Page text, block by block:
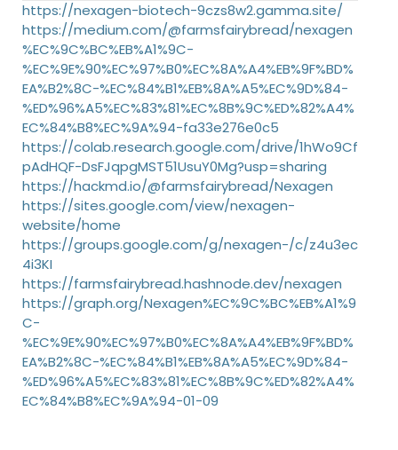
https://nexagen-biotech-9czs8w2.gamma.site/
https://medium.com/@farmsfairybread/nexagen
%EC%9C%BC%EB%A1%9C-
%EC%9E%90%EC%97%B0%EC%8A%A4%EB%9F%BD%
EA%B2%8C-%EC%84%B1%EB%8A%A5%EC%9D%84-
%ED%96%A5%EC%83%81%EC%8B%9C%ED%82%A4%
EC%84%B8%EC%9A%94-fa33e276e0c5
https://colab.research.google.com/drive/1hWo9Cf
pAdHQF-DsFJqpgMST51UsuY0Mg?usp=sharing
https://hackmd.io/@farmsfairybread/Nexagen
https://sites.google.com/view/nexagen-
website/home
https://groups.google.com/g/nexagen-/c/z4u3ec
4i3KI
https://farmsfairybread.hashnode.dev/nexagen
https://graph.org/Nexagen%EC%9C%BC%EB%A1%9
C-
%EC%9E%90%EC%97%B0%EC%8A%A4%EB%9F%BD%
EA%B2%8C-%EC%84%B1%EB%8A%A5%EC%9D%84-
%ED%96%A5%EC%83%81%EC%8B%9C%ED%82%A4%
EC%84%B8%EC%9A%94-01-09